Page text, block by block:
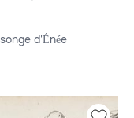
d'Énée